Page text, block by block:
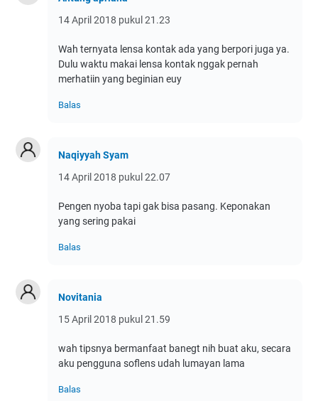
14 April 2018 pukul 21.23
Wah ternyata lensa kontak ada yang berpori juga ya.
Dulu waktu makai lensa kontak nggak pernah
merhatiin yang beginian euy
Balas
Naqiyyah Syam
14 April 2018 pukul 22.07
Pengen nyoba tapi gak bisa pasang. Keponakan
yang sering pakai
Balas
Novitania
15 April 2018 pukul 21.59
wah tipsnya bermanfaat banegt nih buat aku, secara
aku pengguna soflens udah lumayan lama
Balas